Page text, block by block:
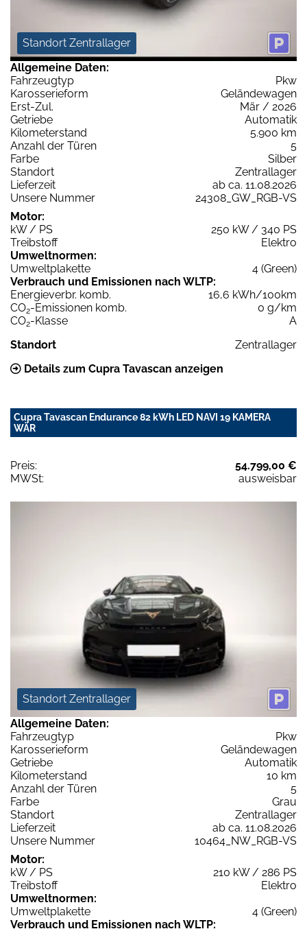
Standort Zentrallager
Allgemeine Daten:
Fahrzeugtyp
Pkw
Karosserieform
Geländewagen
Erst-Zul.
Mär / 2026
Getriebe
Automatik
Kilometerstand
5.900 km
Anzahl der Türen
5
Farbe
Silber
Standort
Zentrallager
Lieferzeit
ab ca. 11.08.2026
Unsere Nummer
24308_GW_RGB-VS
Motor:
kW / PS
250 kW / 340 PS
Treibstoff
Elektro
Umweltnormen:
Umweltplakette
4 (Green)
Verbrauch und Emissionen nach WLTP:
Energieverbr. komb.
16,6 kWh/100km
CO2-Emissionen komb.
0 g/km
CO2-Klasse
A
Standort
Zentrallager
Details zum Cupra Tavascan anzeigen
Cupra Tavascan Endurance 82 kWh LED NAVI 19 KAMERA
WÄR
Preis:
54.799,00 €
MWSt:
ausweisbar
Standort Zentrallager
Allgemeine Daten:
Fahrzeugtyp
Pkw
Karosserieform
Geländewagen
Getriebe
Automatik
Kilometerstand
10 km
Anzahl der Türen
5
Farbe
Grau
Standort
Zentrallager
Lieferzeit
ab ca. 11.08.2026
Unsere Nummer
10464_NW_RGB-VS
Motor:
kW / PS
210 kW / 286 PS
Treibstoff
Elektro
Umweltnormen:
Umweltplakette
4 (Green)
Verbrauch und Emissionen nach WLTP: